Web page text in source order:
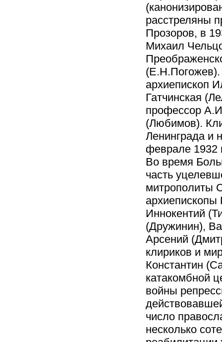
расстреляны
Прозоров, в
Михаил
(Е.Н.Погожев).
архиепископ
Гатчинская
профессор
(Любимов).
Ленинграда и
феврале 1932
Во время
часть
митрополиты
архиепископы
Иннокентий
(Дружинин),
Арсений
клириков и
Константин
катакомбной
войны
число
несколько